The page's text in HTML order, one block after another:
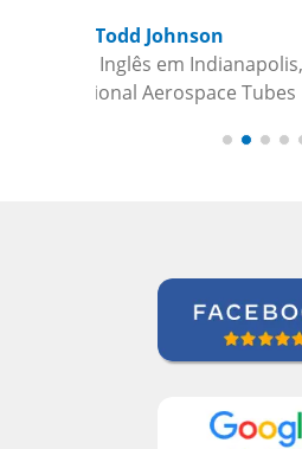
Curso de